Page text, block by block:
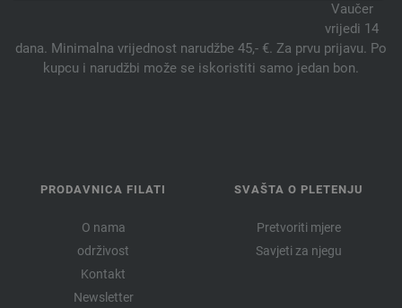
Vaučer
vrijedi 14
dana. Minimalna vrijednost narudžbe 45,- €. Za prvu prijavu. Po
kupcu i narudžbi može se iskoristiti samo jedan bon.
PRODAVNICA FILATI
O nama
održivost
Kontakt
Newsletter
SVAŠTA O PLETENJU
Pretvoriti mjere
Savjeti za njegu